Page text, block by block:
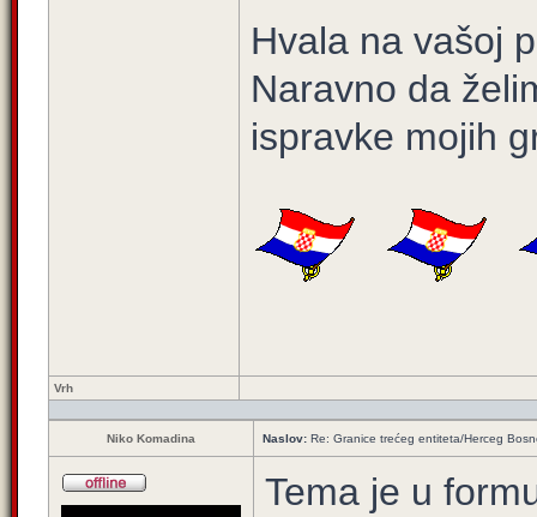
Hvala na vašoj
Naravno da
ispravke mojih
Vrh
Niko Komadina Naslov: Re: Granice trećeg entiteta/Herceg
Tema je u